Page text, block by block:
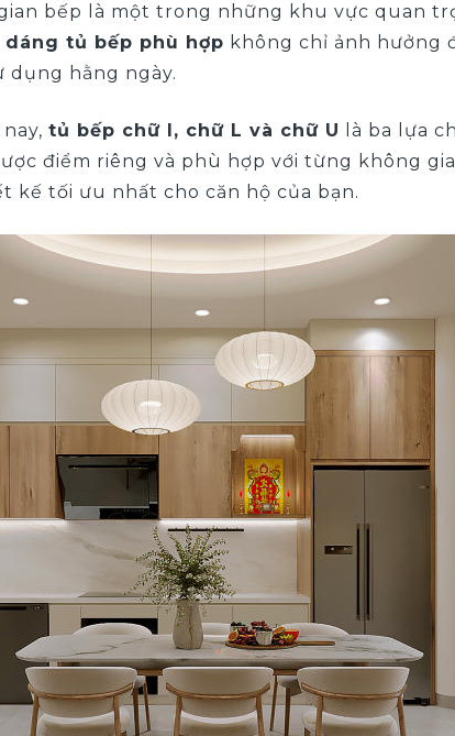
bếp là một trong những khu vực quan
tủ bếp phù hợp không chỉ ảnh hưởng
hằng ngày.
tủ bếp chữ I, chữ L và chữ U
là ba lựa
điểm riêng và phù hợp với từng không
kế tối ưu nhất cho căn hộ của bạn.